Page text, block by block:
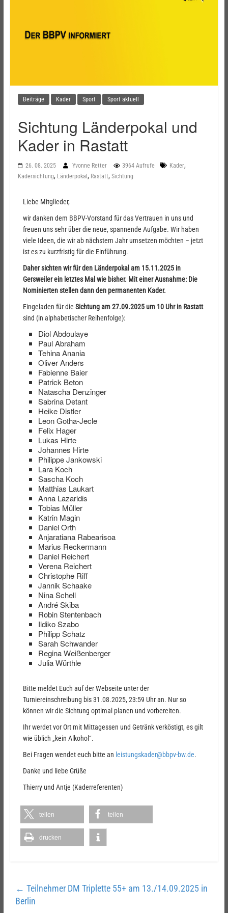
Beiträge Kader Sport Sport aktuell
Sichtung Länderpokal und
Kader in Rastatt
26. 08. 2025 Yvonne Retter 3964 Aufrufe Kader,
Kadersichtung, Länderpokal , Rastatt, Sichtung
Liebe Mitglieder,
wir danken dem BBPV-Vorstand für das Vertrauen in uns und
freuen uns sehr über die neue, spannende Aufgabe. Wir haben
viele Ideen, die wir ab nächstem Jahr umsetzen möchten – jetzt
ist es zu kurzfristig für die Einführung.
Daher sichten wir für den Länderpokal am 15.11.2025 in
Gersweiler ein letztes Mal wie bisher. Mit einer Ausnahme: Die
Nominierten stellen dann den permanenten Kader.
Eingeladen für die Sichtung am 27.09.2025 um 10 Uhr in Rastatt
sind (in alphabetischer Reihenfolge):
Diol Abdoulaye
Paul Abraham
Tehina Anania
Oliver Anders
Fabienne Baier
Patrick Beton
Natascha Denzinger
Sabrina Detant
Heike Distler
Leon Gotha-Jecle
Felix Hager
Lukas Hirte
Johannes Hirte
Philippe Jankowski
Lara Koch
Sascha Koch
Matthias Laukart
Anna Lazaridis
Tobias Müller
Katrin Magin
Daniel Orth
Anjaratiana Rabearisoa
Marius Reckermann
Daniel Reichert
Verena Reichert
Christophe Riff
Jannik Schaake
Nina Schell
André Skiba
Robin Stentenbach
Ildiko Szabo
Philipp Schatz
Sarah Schwander
Regina Weißenberger
Julia Würthle
Bitte meldet Euch auf der Webseite unter der
Turniereinschreibung bis 31.08.2025, 23:59 Uhr an. Nur so
können wir die Sichtung optimal planen und vorbereiten.
Ihr werdet vor Ort mit Mittagessen und Getränk verköstigt, es gilt
wie üblich „kein Alkohol“.
Bei Fragen wendet euch bitte an leistungskader@bbpv-bw.de.
Danke und liebe Grüße
Thierry und Antje (Kaderreferenten)
teilen teilen
drucken
← Teilnehmer DM Triplette 55+ am 13./14.09.2025 in
Berlin